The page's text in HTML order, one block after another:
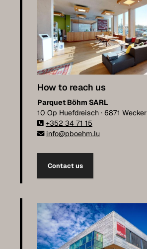
How to reach us
Parquet Böhm SARL
10 Op Huefdreisch · 6871 Wecker
+352 34 71 15
info@pboehm.lu
Contact us